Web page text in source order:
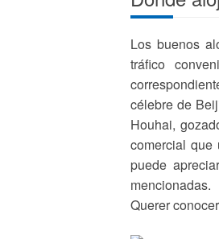
Los buenos
tráfico
célebre de
Houhai,
comercial que
puede
mencionadas.
Querer